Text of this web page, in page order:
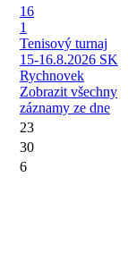
16
1
Tenisový turnaj
15-16.8.2026 SK
Rychnovek
Zobrazit všechny
záznamy ze dne
23
30
6